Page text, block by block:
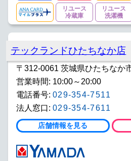
リユース
冷蔵庫
リユース
洗濯機
テックランドひたちなか店
〒312-0061 茨城県ひたちなか
営業時間: 10:00～20:00
電話番号: 029-354-7511
法人窓口: 029-354-7611
店舗情報を見る